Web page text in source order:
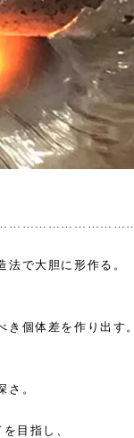
で大胆に形作る。
個体差を作り出す。
さ。
目指し、